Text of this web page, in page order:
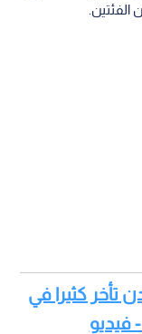
تأخر كثيرا في
فيديو